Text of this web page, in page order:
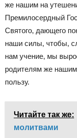
же нашим на
Премилосердный
Святого, дающего
наши силы, чтобы,
нам учение, мы
родителям же
пользу.
Читайте так же:
молитвами